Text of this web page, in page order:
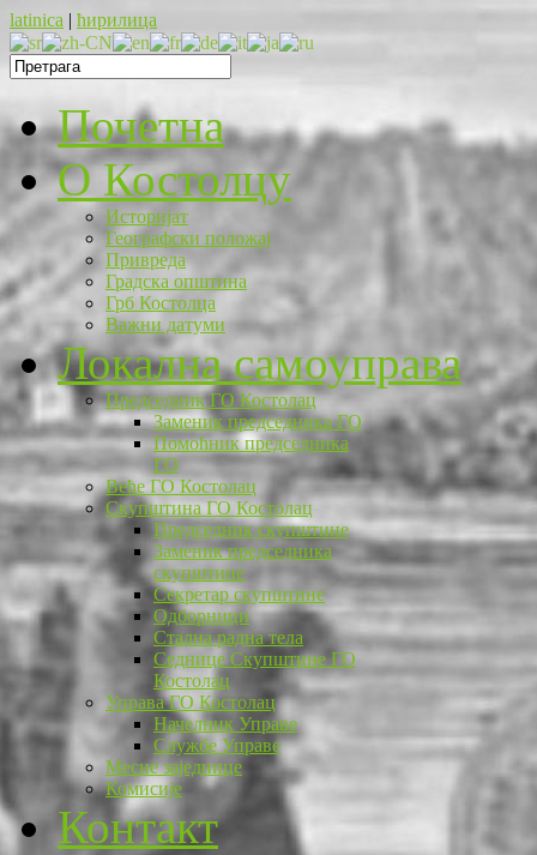
latinica | ћирилица
Почетна
O Костолцу
Историјат
Географски положај
Привреда
Градска општина
Грб Костолца
Важни датуми
Локална самоуправа
Председник ГО Костолац
Заменик председника ГО
Помоћник председника
ГО
Веће ГО Костолац
Скупштина ГО Костолац
Председник скупштине
Заменик председника
скупштине
Секретар скупштине
Одборници
Стална радна тела
Седнице Скупштине ГО
Костолац
Управа ГО Костолац
Начелник Управе
Службе Управе
Месне заједнице
Комисије
Контакт